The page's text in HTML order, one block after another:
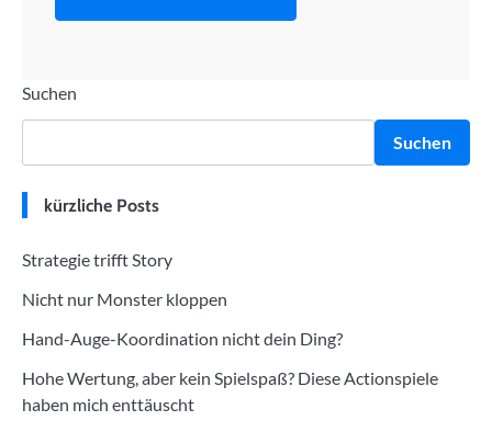
Suchen
Suchen
kürzliche Posts
Strategie trifft Story
Nicht nur Monster kloppen
Hand-Auge-Koordination nicht dein Ding?
Hohe Wertung, aber kein Spielspaß? Diese Actionspiele
haben mich enttäuscht